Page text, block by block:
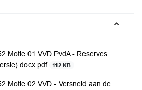
Motie 01 VVD PvdA - Reserves
112 KB
Motie 02 VVD - Versneld aan de